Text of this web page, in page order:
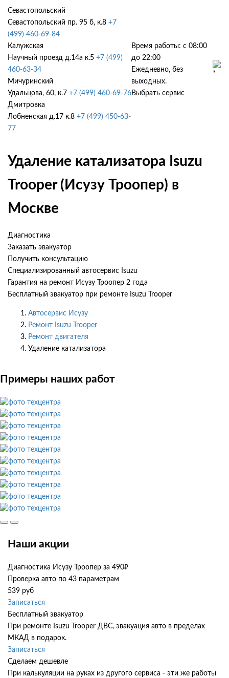
Севастопольский
Севастопольский пр. 95 б, к.8 +7
(499) 460-69-84
Калужская
Научный проезд д.14а к.5 +7 (499)
460-63-34
Мичуринский
Удальцова, 60, к.7 +7 (499) 460-69-76
Дмитровка
Лобненская д.17 к.8 +7 (499) 450-63-
77
Время работы: с 08:00
до 22:00
Ежедневно, без
выходных.
Выбрать сервис
Удаление катализатора Isuzu
Trooper (Исузу Троопер) в
Москве
Диагностика
Заказать эвакуатор
Получить консультацию
Специализированный автосервис Isuzu
Гарантия на ремонт Исузу Троопер 2 года
Бесплатный эвакуатор при ремонте Isuzu Trooper
Автосервис Исузу
Ремонт Isuzu Trooper
Ремонт двигателя
Удаление катализатора
Примеры наших работ
Наши акции
Диагностика Исузу Троопер за 490₽
Проверка авто по 43 параметрам
539 руб
Записаться
Бесплатный эвакуатор
При ремонте Isuzu Trooper ДВС, эвакуация авто в пределах
МКАД в подарок.
Записаться
Сделаем дешевле
При калькуляции на руках из другого сервиса - эти же работы